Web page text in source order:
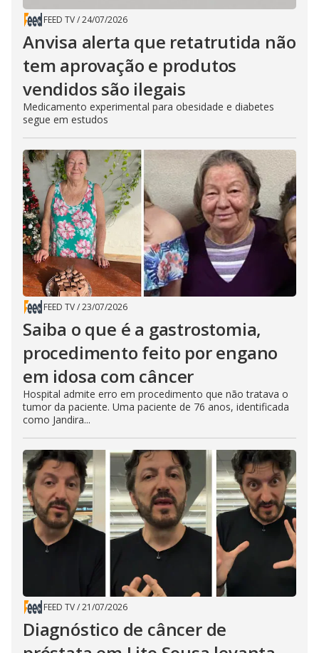
FEED TV/24/07/2026
Anvisa alerta que retatrutida não
tem aprovação e produtos
vendidos são ilegais
Medicamento experimental para obesidade e diabetes
segue em estudos
FEED TV/23/07/2026
Saiba o que é a gastrostomia,
procedimento feito por engano
em idosa com câncer
Hospital admite erro em procedimento que não tratava o
tumor da paciente. Uma paciente de 76 anos, identificada
como Jandira...
FEED TV/21/07/2026
Diagnóstico de câncer de